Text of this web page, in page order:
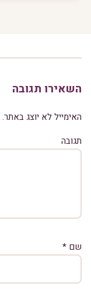
השאירו תגובה
האימייל לא יוצג באתר.
תגובה
שם *